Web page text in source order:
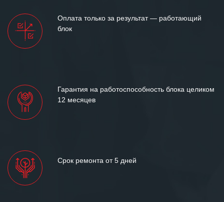
Оплата только за результат — работающий
блок
Гарантия на работоспособность блока целиком
12 месяцев
Срок ремонта от 5 дней